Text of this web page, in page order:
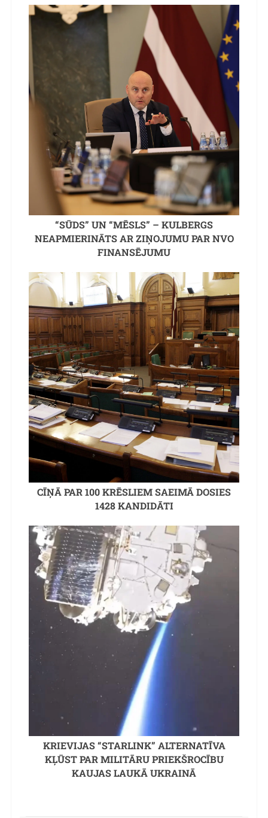
“SŪDS” UN “MĒSLS” – KULBERGS
NEAPMIERINĀTS AR ZIŅOJUMU PAR NVO
FINANSĒJUMU
CĪŅĀ PAR 100 KRĒSLIEM SAEIMĀ DOSIES
1428 KANDIDĀTI
KRIEVIJAS “STARLINK” ALTERNATĪVA
KĻŪST PAR MILITĀRU PRIEKŠROCĪBU
KAUJAS LAUKĀ UKRAINĀ